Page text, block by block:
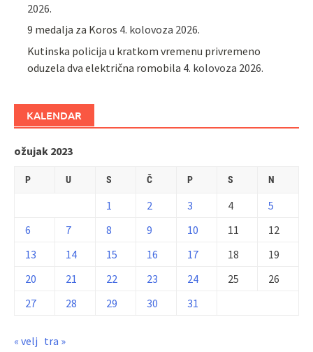
2026.
9 medalja za Koros 4. kolovoza 2026.
Kutinska policija u kratkom vremenu privremeno
oduzela dva električna romobila 4. kolovoza 2026.
KALENDAR
ožujak 2023
P U S Č P S N
1 2 3 4
5
6
7 8 9 10 11
12
13
14 15 16 17 18
19
20
21 22 23 24 25
26
27
28 29 30 31
« velj tra »